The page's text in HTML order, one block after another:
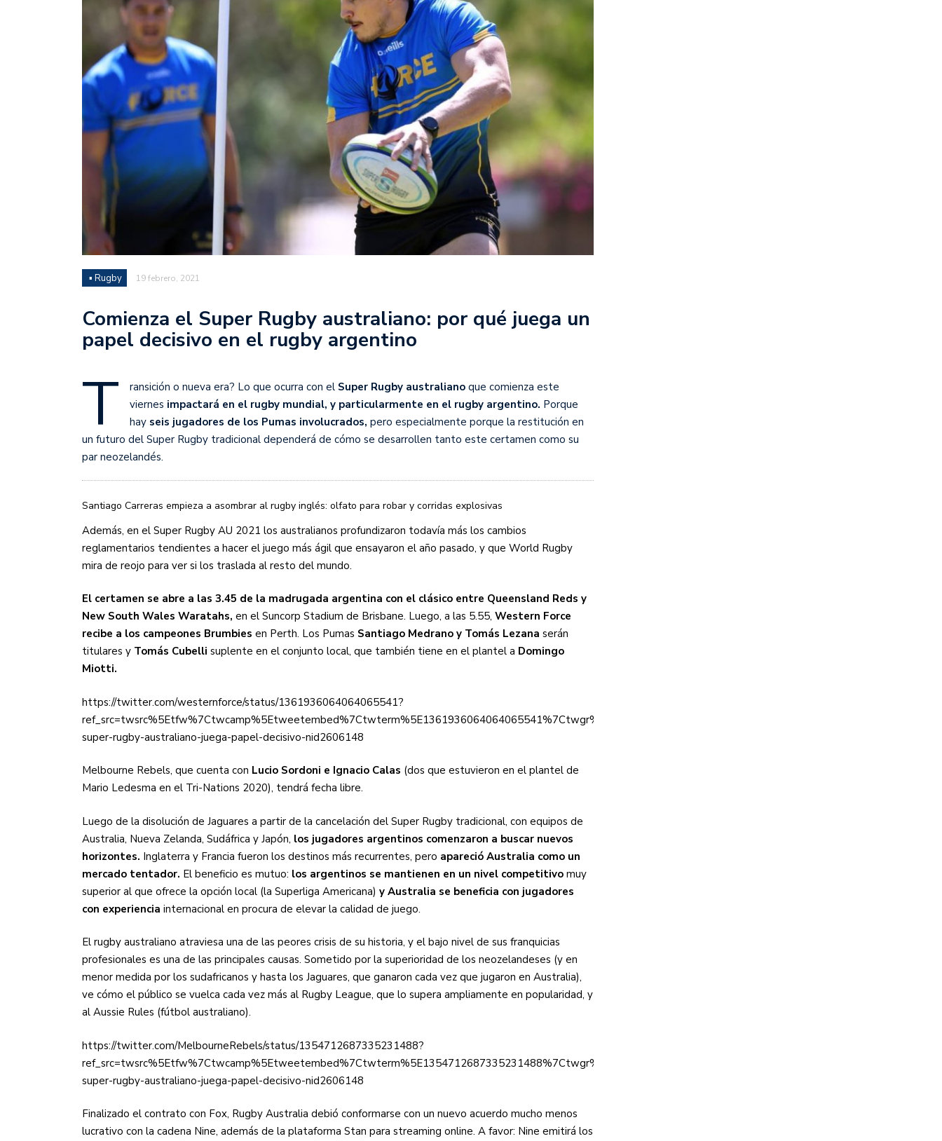
en la historia grande del club”
Nicolás Otamendi regresa al fútbol argentino después de 16 años: del orgullo
de Vélez a la pasión por River
Boca ganó con lo justo ante O’Higgins gracias a la jerarquía de Paredes: una
diferencia y un juego que no dan paz para ir a Rancagua
El Nacional de Clubes A llega a Córdoba con el histórico regreso de Diego
Simonet
Lista de la selección femenina de Argentina para la Copa Mundial de Hockey FIH
2026
Lista de la selección masculina de Argentina para la Copa Mundial de Hockey
Sudamericana
Empieza el Clausura: las diez cosas que tenés que saber
▪ Rugby 19 febrero, 2021
Comienza el Super Rugby australiano: por qué juega un
papel decisivo en el rugby argentino
T ransición o nueva era? Lo que ocurra con el Super Rugby australiano que comienza este
viernes impactará en el rugby mundial, y particularmente en el rugby argentino. Porque
hay seis jugadores de los Pumas involucrados, pero especialmente porque la restitución en
un futuro del Super Rugby tradicional dependerá de cómo se desarrollen tanto este certamen como su
par neozelandés.
Santiago Carreras empieza a asombrar al rugby inglés: olfato para robar y corridas explosivas
Además, en el Super Rugby AU 2021 los australianos profundizaron todavía más los cambios
reglamentarios tendientes a hacer el juego más ágil que ensayaron el año pasado, y que World Rugby
mira de reojo para ver si los traslada al resto del mundo.
El certamen se abre a las 3.45 de la madrugada argentina con el clásico entre Queensland Reds y
New South Wales Waratahs, en el Suncorp Stadium de Brisbane. Luego, a las 5.55, Western Force
recibe a los campeones Brumbies en Perth. Los Pumas Santiago Medrano y Tomás Lezana serán
titulares y Tomás Cubelli suplente en el conjunto local, que también tiene en el plantel a Domingo
Miotti.
https://twitter.com/westernforce/status/1361936064064065541?
super-rugby-australiano-juega-papel-decisivo-nid2606148
Melbourne Rebels, que cuenta con Lucio Sordoni e Ignacio Calas (dos que estuvieron en el plantel de
Mario Ledesma en el Tri-Nations 2020), tendrá fecha libre.
Luego de la disolución de Jaguares a partir de la cancelación del Super Rugby tradicional, con equipos de
Australia, Nueva Zelanda, Sudáfrica y Japón, los jugadores argentinos comenzaron a buscar nuevos
horizontes. Inglaterra y Francia fueron los destinos más recurrentes, pero apareció Australia como un
mercado tentador. El beneficio es mutuo: los argentinos se mantienen en un nivel competitivo muy
superior al que ofrece la opción local (la Superliga Americana) y Australia se beneficia con jugadores
con experiencia internacional en procura de elevar la calidad de juego.
El rugby australiano atraviesa una de las peores crisis de su historia, y el bajo nivel de sus franquicias
profesionales es una de las principales causas. Sometido por la superioridad de los neozelandeses (y en
menor medida por los sudafricanos y hasta los Jaguares, que ganaron cada vez que jugaron en Australia),
ve cómo el público se vuelca cada vez más al Rugby League, que lo supera ampliamente en popularidad, y
al Aussie Rules (fútbol australiano).
https://twitter.com/MelbourneRebels/status/1354712687335231488?
super-rugby-australiano-juega-papel-decisivo-nid2606148
Finalizado el contrato con Fox, Rugby Australia debió conformarse con un nuevo acuerdo mucho menos
lucrativo con la cadena Nine, además de la plataforma Stan para streaming online. A favor: Nine emitirá los